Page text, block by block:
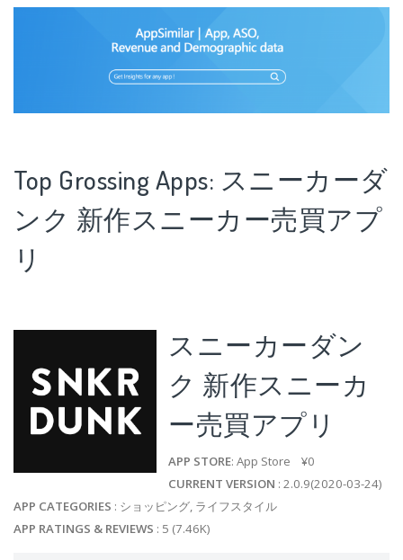
Top Grossing Apps: スニーカーダ
ンク 新作スニーカー売買アプ
リ
スニーカーダン
ク 新作スニーカ
ー売買アプリ
APP STORE: App Store ¥0
CURRENT VERSION : 2.0.9(2020-03-24)
APP CATEGORIES : ショッピング, ライフスタイル
APP RATINGS & REVIEWS : 5 (7.46K)